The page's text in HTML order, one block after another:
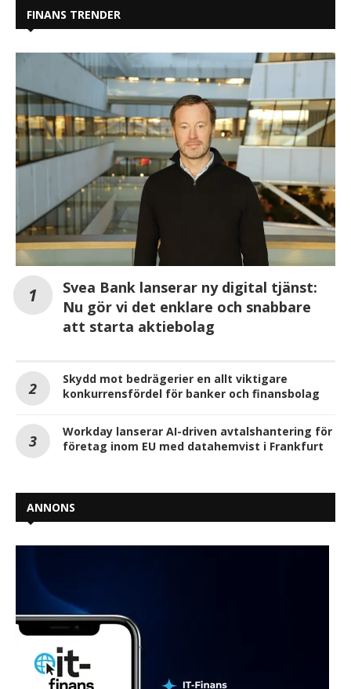
FINANS TRENDER
Svea Bank lanserar ny digital tjänst:
Nu gör vi det enklare och snabbare
att starta aktiebolag
Skydd mot bedrägerier en allt viktigare
konkurrensfördel för banker och finansbolag
Workday lanserar AI-driven avtalshantering för
företag inom EU med datahemvist i Frankfurt
ANNONS